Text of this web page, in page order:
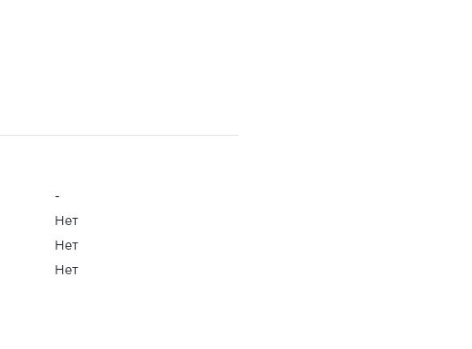
-
Нет
Нет
Нет